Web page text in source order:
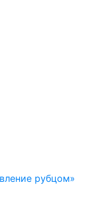
рубцом»